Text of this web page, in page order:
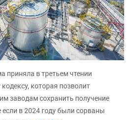
приняла в третьем чтении
которая позволит
заводам сохранить получение
в 2024 году были сорваны